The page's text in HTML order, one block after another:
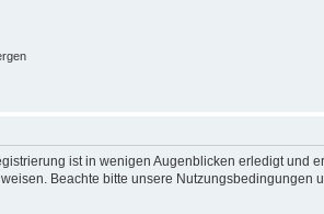
ist in wenigen Augenblicken erledigt und
Beachte bitte unsere